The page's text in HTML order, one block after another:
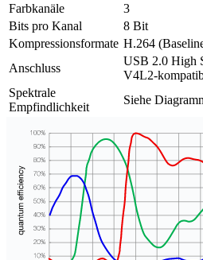
Farbkanäle
3
Bits pro Kanal
8 Bit
Kompressionsformate H.264
Anschluss
USB 2.0 High
V4L2-
Spektrale
Empfindlichkeit
Siehe